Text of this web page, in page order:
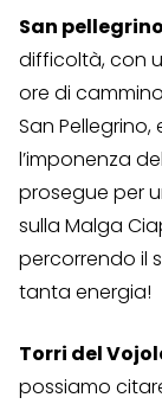
San
difficoltà, con
ore di
San Pellegrino,
l’imponenza
prosegue per
sulla Malga
percorrendo il
tanta energia!
Torri del
possiamo